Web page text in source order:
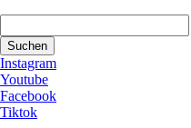
Suchen
Instagram
Youtube
Facebook
Tiktok